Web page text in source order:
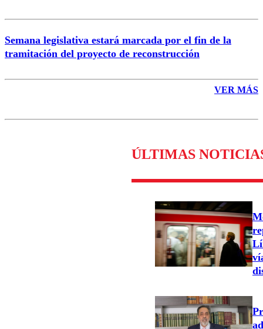
Semana legislativa estará marcada por el fin de la
tramitación del proyecto de reconstrucción
VER MÁS
ÚLTIMAS